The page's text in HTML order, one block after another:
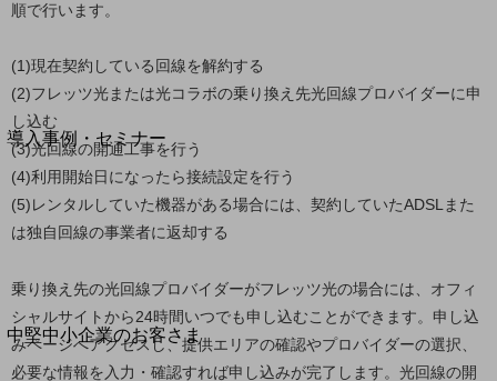
別ウィンドウで開きます
サービスをご利用中のお客さま
導入事例・セミナー
導入事例TOP
最新の導入事例や注目の導入事例をご紹介します
セミナー
別ウィンドウで開きます
中堅中小企業のお客さま
NTTドコモビジネスウォッチ
順で行います。
(1)現在契約している回線を解約する
(2)フレッツ光または光コラボの乗り換え先光回線プロバイダーに申
し込む
(3)光回線の開通工事を行う
(4)利用開始日になったら接続設定を行う
(5)レンタルしていた機器がある場合には、契約していたADSLまた
は独自回線の事業者に返却する
乗り換え先の光回線プロバイダーがフレッツ光の場合には、オフィ
シャルサイトから24時間いつでも申し込むことができます。申し込
みページへアクセスし、提供エリアの確認やプロバイダーの選択、
必要な情報を入力・確認すれば申し込みが完了します。光回線の開